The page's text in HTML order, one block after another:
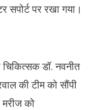
पर रखा गया।
चिकित्सक डॉ. नवनीत
की टीम को सौंपी
मरीज को